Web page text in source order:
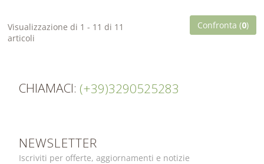
Visualizzazione di 1 - 11 di 11
articoli
Confronta (0)
CHIAMACI: (+39)3290525283
NEWSLETTER
Iscriviti per offerte, aggiornamenti e notizie